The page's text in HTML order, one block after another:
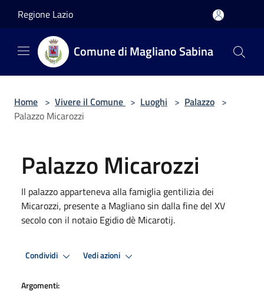
Regione Lazio
Comune di Magliano Sabina
Home > Vivere il Comune > Luoghi > Palazzo >
Palazzo Micarozzi
Palazzo Micarozzi
Il palazzo apparteneva alla famiglia gentilizia dei
Micarozzi, presente a Magliano sin dalla fine del XV
secolo con il notaio Egidio dè Micarotij.
Condividi Vedi azioni
Argomenti: